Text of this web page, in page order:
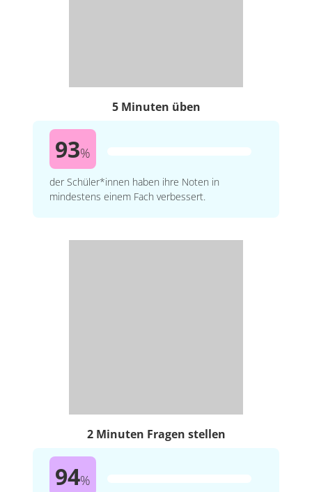
5 Minuten üben
93%
der Schüler*innen haben ihre Noten in
mindestens einem Fach verbessert.
2 Minuten Fragen stellen
94%